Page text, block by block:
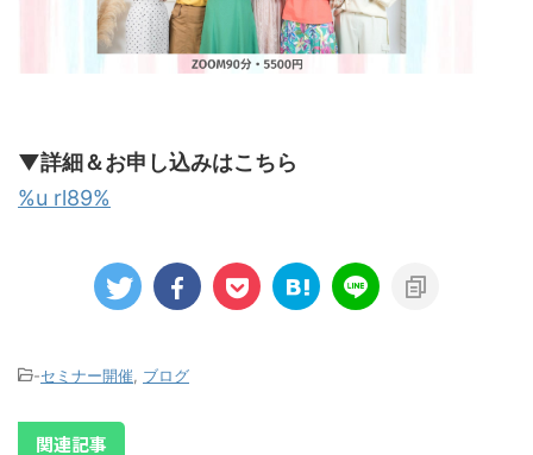
▼詳細＆お申し込みはこちら
%u rl89%
-セミナー開催 ブログ
関連記事